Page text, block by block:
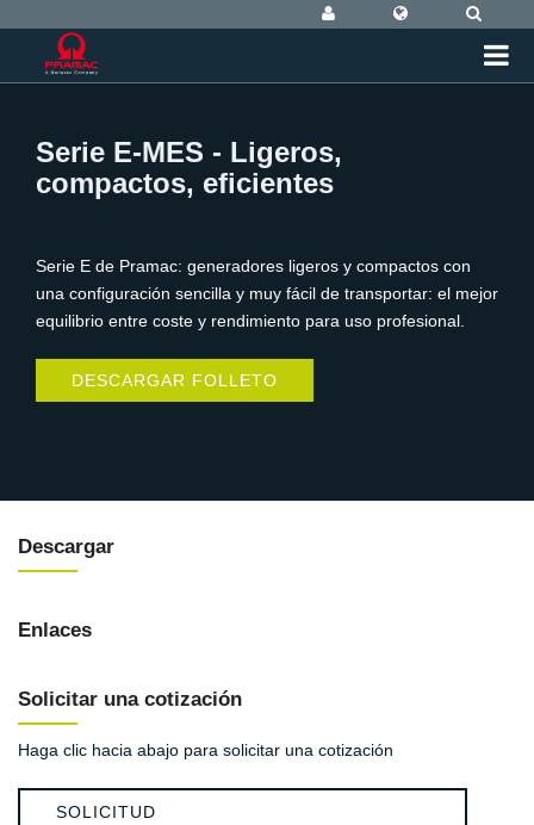
Serie E-MES - Ligeros,
compactos, eficientes
Serie E de Pramac: generadores ligeros y compactos con
una configuración sencilla y muy fácil de transportar: el mejor
equilibrio entre coste y rendimiento para uso profesional.
DESCARGAR FOLLETO
Descargar
Enlaces
Solicitar una cotización
Haga clic hacia abajo para solicitar una cotización
SOLICITUD